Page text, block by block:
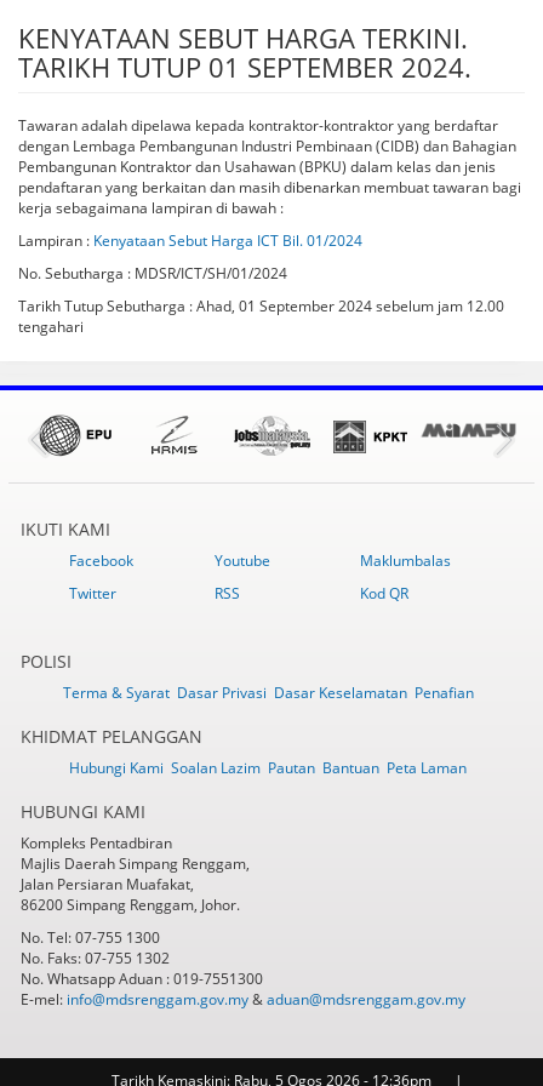
KENYATAAN SEBUT HARGA TERKINI.
TARIKH TUTUP 01 SEPTEMBER 2024.
Tawaran adalah dipelawa kepada kontraktor-kontraktor yang berdaftar
dengan Lembaga Pembangunan Industri Pembinaan (CIDB) dan Bahagian
Pembangunan Kontraktor dan Usahawan (BPKU) dalam kelas dan jenis
pendaftaran yang berkaitan dan masih dibenarkan membuat tawaran bagi
kerja sebagaimana lampiran di bawah :
Lampiran : Kenyataan Sebut Harga ICT Bil. 01/2024
No. Sebutharga : MDSR/ICT/SH/01/2024
Tarikh Tutup Sebutharga : Ahad, 01 September 2024 sebelum jam 12.00
tengahari
IKUTI KAMI
Facebook Youtube
Maklumbalas
Twitter
RSS Kod QR
POLISI
Terma & Syarat Dasar Privasi Dasar Keselamatan Penafian
KHIDMAT PELANGGAN
Hubungi Kami Soalan Lazim Pautan Bantuan Peta Laman
HUBUNGI KAMI
Kompleks Pentadbiran
Majlis Daerah Simpang Renggam,
Jalan Persiaran Muafakat,
86200 Simpang Renggam, Johor.
No. Tel: 07-755 1300
No. Faks: 07-755 1302
No. Whatsapp Aduan : 019-7551300
E-mel: info@mdsrenggam.gov.my&aduan@mdsrenggam.gov.my
Tarikh Kemaskini: Rabu, 5 Ogos 2026 - 12:36pm